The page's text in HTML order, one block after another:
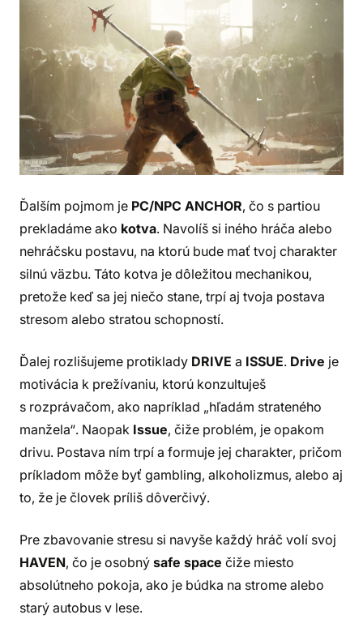
Ďalším pojmom je PC/NPC ANCHOR, čo s partiou
prekladáme ako kotva. Navolíš si iného hráča alebo
nehráčsku postavu, na ktorú bude mať tvoj charakter
silnú väzbu. Táto kotva je dôležitou mechanikou,
pretože keď sa jej niečo stane, trpí aj tvoja postava
stresom alebo stratou schopností.
Ďalej rozlišujeme protiklady DRIVE a ISSUE. Drive je
motivácia k prežívaniu, ktorú konzultuješ
s rozprávačom, ako napríklad „hľadám strateného
manžela“. Naopak Issue, čiže problém, je opakom
drivu. Postava ním trpí a formuje jej charakter, pričom
príkladom môže byť gambling, alkoholizmus, alebo aj
to, že je človek príliš dôverčivý.
Pre zbavovanie stresu si navyše každý hráč volí svoj
HAVEN, čo je osobný safe space čiže miesto
absolútneho pokoja, ako je búdka na strome alebo
starý autobus v lese.